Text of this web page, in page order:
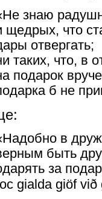
знаю
щедрых, что
отвергать;
таких, что, в
подарок
б не
в
быть
за
gialda giöf við